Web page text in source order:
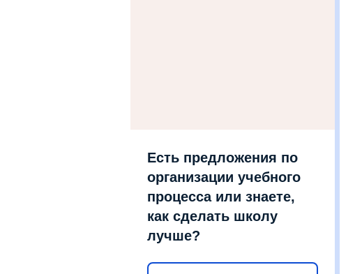
Есть предложения по
организации учебного
процесса или знаете,
как сделать школу
лучше?